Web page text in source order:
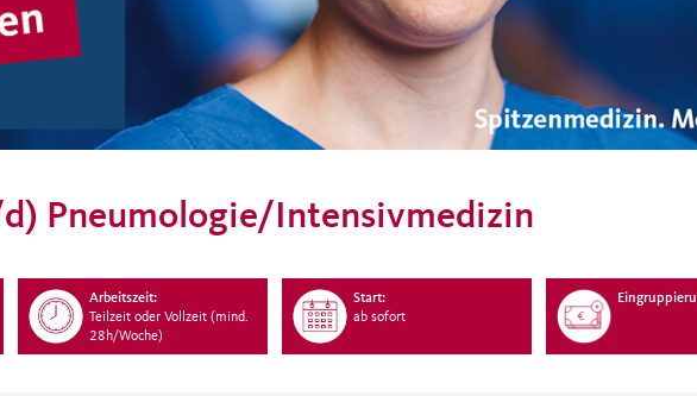
Pneumologie/Intensivmedizin
Arbeitszeit:
Teilzeit oder Vollzeit (mind.
28h/Woche)
Start:
ab sofort